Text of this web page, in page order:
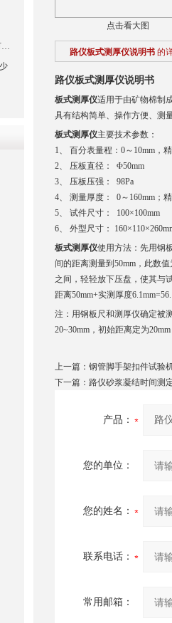
点击看大图
路仪板式测厚仪说明书 的
路仪板式测厚仪说明书
板式测厚仪适用于由矿物棉制
具有结构简单、操作方便、测
板式测厚仪主要技术参数：
1、 百分表量程：0～10mm，
2、 压板直径： Φ50mm
3、 压板压强： 98Pa
4、 测量厚度： 0～160mm；
5、 试件尺寸： 100×100mm
6、 外型尺寸：
板式测厚仪使用方法：先用钢
间的距离测量到50mm，此数
之间，轻轻放下压盘，使其与
距离50mm+实测厚度
注：用钢板尺和测厚仪确定被
20~30mm，初始距离定为
上一篇： 钢管脚手架扣件试验
下一篇： 路仪砂浆凝结时间测
产品：
您的单位：
您的姓名：
联系电话：
常用邮箱：
0-25数显螺旋测微仪,数显千分尺（河北路仪）